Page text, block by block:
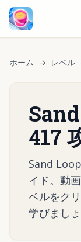
ホーム → レベル
417
Sand
イド。動
ベルをク
学びましょ